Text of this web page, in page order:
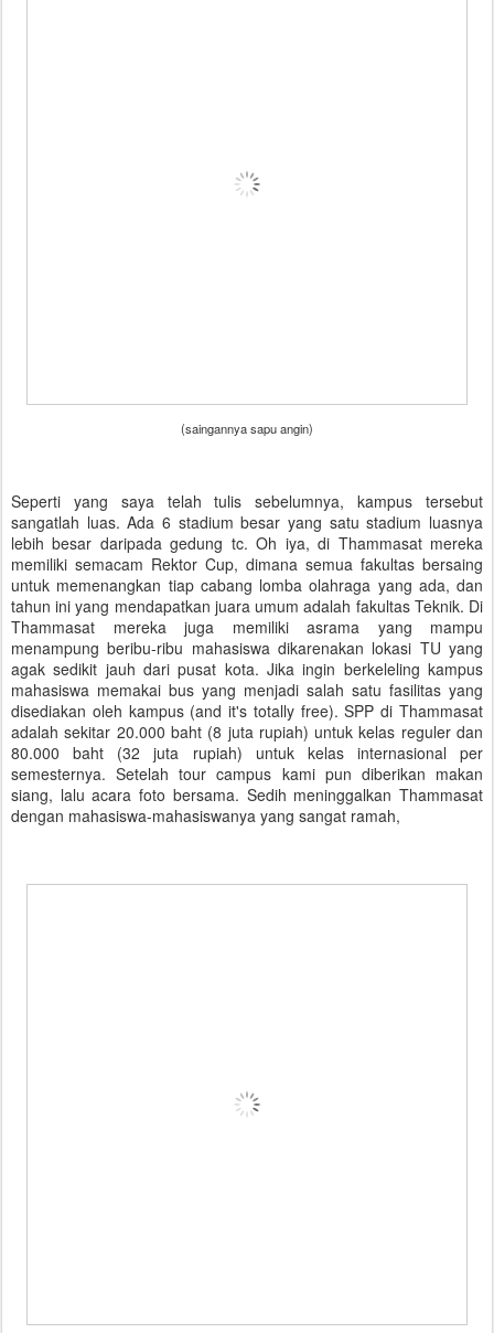
(saingannya sapu angin)
Seperti yang saya telah tulis sebelumnya, kampus tersebut
sangatlah luas. Ada 6 stadium besar yang satu stadium luasnya
lebih besar daripada gedung tc. Oh iya, di Thammasat mereka
memiliki semacam Rektor Cup, dimana semua fakultas bersaing
untuk memenangkan tiap cabang lomba olahraga yang ada, dan
tahun ini yang mendapatkan juara umum adalah fakultas Teknik. Di
Thammasat mereka juga memiliki asrama yang mampu
menampung beribu-ribu mahasiswa dikarenakan lokasi TU yang
agak sedikit jauh dari pusat kota. Jika ingin berkeleling kampus
mahasiswa memakai bus yang menjadi salah satu fasilitas yang
disediakan oleh kampus (and it's totally free). SPP di Thammasat
adalah sekitar 20.000 baht (8 juta rupiah) untuk kelas reguler dan
80.000 baht (32 juta rupiah) untuk kelas internasional per
semesternya. Setelah tour campus kami pun diberikan makan
siang, lalu acara foto bersama. Sedih meninggalkan Thammasat
dengan mahasiswa-mahasiswanya yang sangat ramah,